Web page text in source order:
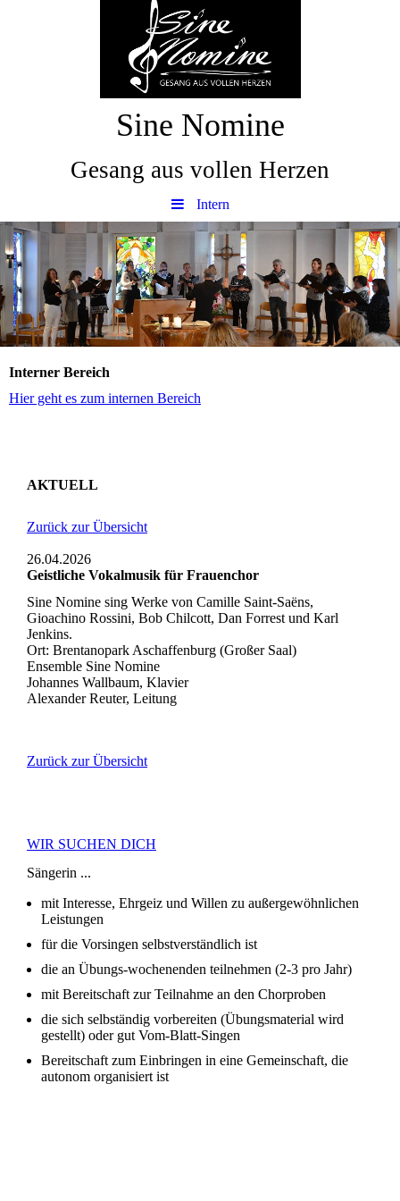
Sine Nomine
Gesang aus vollen Herzen
Intern
Interner Bereich
Hier geht es zum internen Bereich
AKTUELL
Zurück zur Übersicht
26.04.2026
Geistliche Vokalmusik für Frauenchor
Sine Nomine sing Werke von Camille Saint-Saëns,
Gioachino Rossini, Bob Chilcott, Dan Forrest und Karl
Jenkins.
Ort: Brentanopark Aschaffenburg (Großer Saal)
Ensemble Sine Nomine
Johannes Wallbaum, Klavier
Alexander Reuter, Leitung
Zurück zur Übersicht
WIR SUCHEN DICH
Sängerin ...
mit Interesse, Ehrgeiz und Willen zu außergewöhnlichen
Leistungen
für die Vorsingen selbstverständlich ist
die an Übungs-wochenenden teilnehmen (2-3 pro Jahr)
mit Bereitschaft zur Teilnahme an den Chorproben
die sich selbständig vorbereiten (Übungsmaterial wird
gestellt) oder gut Vom-Blatt-Singen
Bereitschaft zum Einbringen in eine Gemeinschaft, die
autonom organisiert ist